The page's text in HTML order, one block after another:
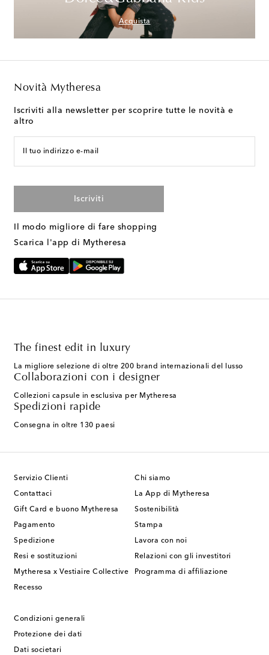
Acquista
Novità Mytheresa
Iscriviti alla newsletter per scoprire tutte le novità e
altro
Il tuo indirizzo e-mail
Iscriviti
Il modo migliore di fare shopping
Scarica l'app di Mytheresa
The finest edit in luxury
La migliore selezione di oltre 200 brand internazionali del lusso
Collaborazioni con i designer
Collezioni capsule in esclusiva per Mytheresa
Spedizioni rapide
Consegna in oltre 130 paesi
Servizio Clienti
Contattaci
Gift Card e buono Mytheresa
Pagamento
Spedizione
Resi e sostituzioni
Mytheresa x Vestiaire Collective
Recesso
Chi siamo
La App di Mytheresa
Sostenibilità
Stampa
Lavora con noi
Relazioni con gli investitori
Programma di affiliazione
Condizioni generali
Protezione dei dati
Dati societari